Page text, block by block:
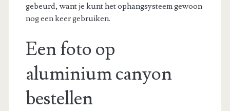
gebeurd, want je kunt het ophangsysteem gewoon
nog een keer gebruiken.
Een foto op
aluminium canyon
bestellen